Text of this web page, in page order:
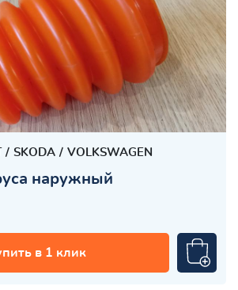
SKODA VOLKSWAGEN
наружный
в 1 клик